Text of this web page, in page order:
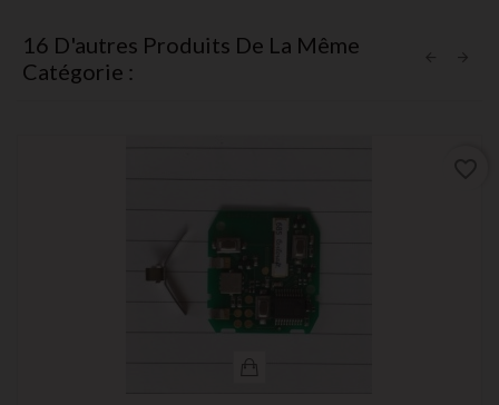
16 D'autres Produits De La Même
Catégorie :